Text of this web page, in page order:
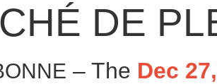
DE
– The Dec